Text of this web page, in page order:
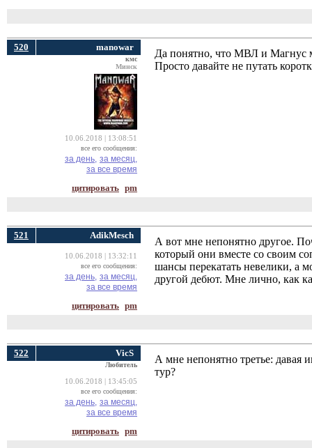
520 manowar
кмс
Минск
10.06.2018 | 13:08:51
все его сообщения:
за день, за месяц,
за все время
цитировать pm
Да понятно, что МВЛ и Магнус
Просто давайте не путать
521 AdikMesch
10.06.2018 | 13:32:11
все его сообщения:
за день, за месяц,
за все время
цитировать pm
А вот мне непонятно другое.
который они вместе со своим
шансы перекатать невелики, а
другой дебют. Мне лично, как
522 VicS
Любитель
10.06.2018 | 13:45:05
все его сообщения:
за день, за месяц,
за все время
цитировать pm
А мне непонятно третье: давая
тур?